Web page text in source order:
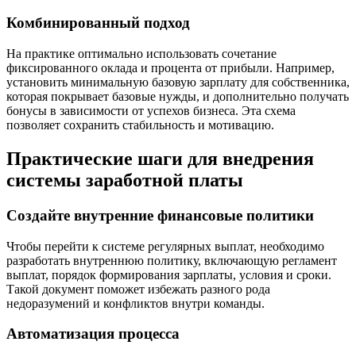
Комбинированный подход
На практике оптимально использовать сочетание
фиксированного оклада и процента от прибыли. Например,
установить минимальную базовую зарплату для собственника,
которая покрывает базовые нужды, и дополнительно получать
бонусы в зависимости от успехов бизнеса. Эта схема
позволяет сохранить стабильность и мотивацию.
Практические шаги для внедрения
системы заработной платы
Создайте внутренние финансовые политики
Чтобы перейти к системе регулярных выплат, необходимо
разработать внутреннюю политику, включающую регламент
выплат, порядок формирования зарплаты, условия и сроки.
Такой документ поможет избежать разного рода
недоразумений и конфликтов внутри команды.
Автоматизация процесса